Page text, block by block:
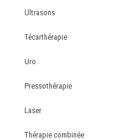
Ultrasons
Técarthérapie
Uro
Pressothérapie
Laser
Thérapie combinée